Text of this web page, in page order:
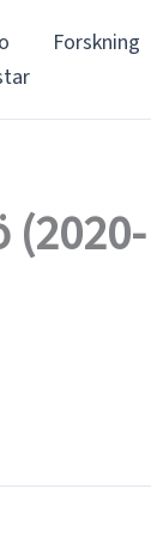
Forskning
(2020-